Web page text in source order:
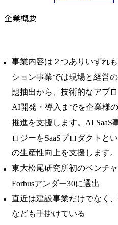
企業概要
事業内容は２つありいずれ
ション事業では現場と経営
題抽出から、技術的なアプ
AI開発・導入までを企業様
推進を支援します。AI SaaS
ロジーをSaaSプロダクトと
の生産性向上を支援します。
東大松尾研究所初のベンチ
Forbusアンダー30に選出
直近は建設事業だけでなく
なども手掛けている